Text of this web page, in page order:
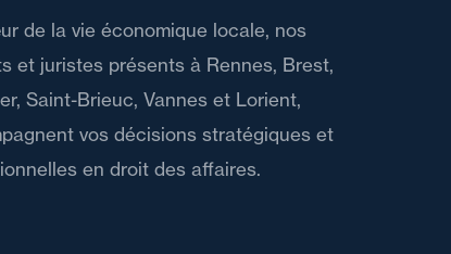
de la vie économique locale, nos
et juristes présents à Rennes, Brest,
Saint-Brieuc, Vannes et Lorient,
vos décisions stratégiques et
en droit des affaires.